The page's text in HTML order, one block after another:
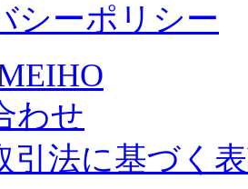
シーポリシー
わせ
引法に基づく